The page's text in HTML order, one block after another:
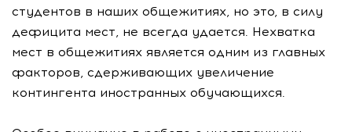
студентов в наших общежитиях, но это, в силу
дефицита мест, не всегда удается. Нехватка
мест в общежитиях является одним из главных
факторов, сдерживающих увеличение
контингента иностранных обучающихся.